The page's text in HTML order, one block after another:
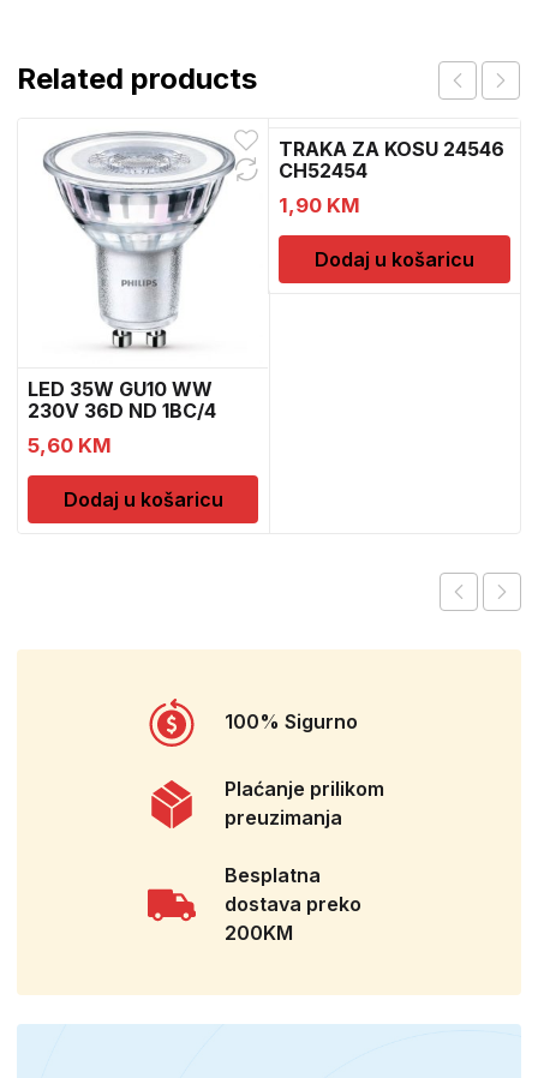
Related products
LED 35W GU10 WW
230V 36D ND 1BC/4
5,60 KM
Dodaj u košaricu
TRAKA ZA KOSU 24546
CH52454
1,90 KM
Dodaj u košaricu
100% Sigurno
Plaćanje prilikom
preuzimanja
Besplatna
dostava preko
200KM